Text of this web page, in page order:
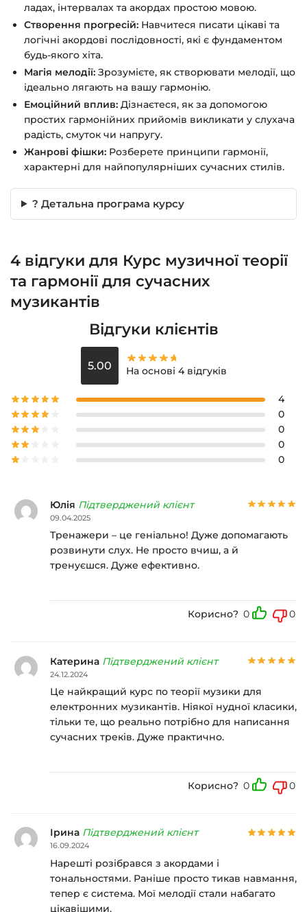
ладах, інтервалах та акордах простою мовою.
Створення прогресій: Навчитеся писати цікаві та
логічні акордові послідовності, які є фундаментом
будь-якого хіта.
Магія мелодії: Зрозумієте, як створювати мелодії, що
ідеально лягають на вашу гармонію.
Емоційний вплив: Дізнаєтеся, як за допомогою
простих гармонійних прийомів викликати у слухача
радість, смуток чи напругу.
Жанрові фішки: Розберете принципи гармонії,
характерні для найпопулярніших сучасних стилів.
? Детальна програма курсу
4 відгуки для Курс музичної теорії
та гармонії для сучасних
музикантів
Відгуки клієнтів
5.00 На основі 4 відгуків
4
0
0
0
0
Юлія Підтверджений клієнт
09.04.2025
Тренажери – це геніально! Дуже допомагають
розвинути слух. Не просто вчиш, а й
тренуєшся. Дуже ефективно.
Корисно? 0 0
Катерина Підтверджений клієнт
24.12.2024
Це найкращий курс по теорії музики для
електронних музикантів. Ніякої нудної класики,
тільки те, що реально потрібно для написання
сучасних треків. Дуже практично.
Корисно? 0 0
Ірина Підтверджений клієнт
16.09.2024
Нарешті розібрався з акордами і
тональностями. Раніше просто тикав навмання,
тепер є система. Мої мелодії стали набагато
цікавішими.